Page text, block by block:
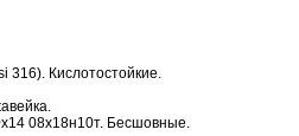
Кислотостойкие.
08х18н10т. Бесшовные.